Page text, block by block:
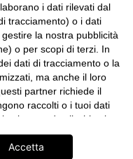
i dati rilevati dal
tracciamento) o i dati
la nostra pubblicità
o per scopi di terzi. In
dati di tracciamento o la
ma anche il loro
partner richiede il
raccolti o i tuoi dati
solo quando clicchi sul
I partner sono le
SA, Google Ireland
Accetta